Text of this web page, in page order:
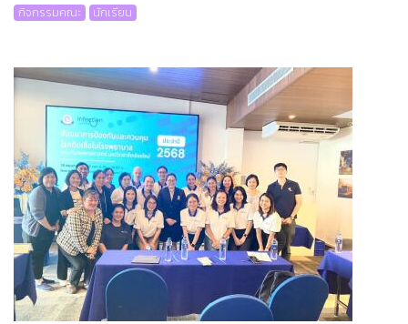
กิจกรรมคณะ นักเรียน